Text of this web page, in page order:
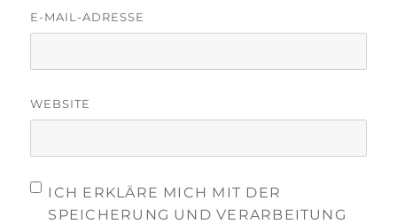
E-MAIL-ADRESSE
WEBSITE
ICH ERKLÄRE MICH MIT DER
SPEICHERUNG UND VERARBEITUNG